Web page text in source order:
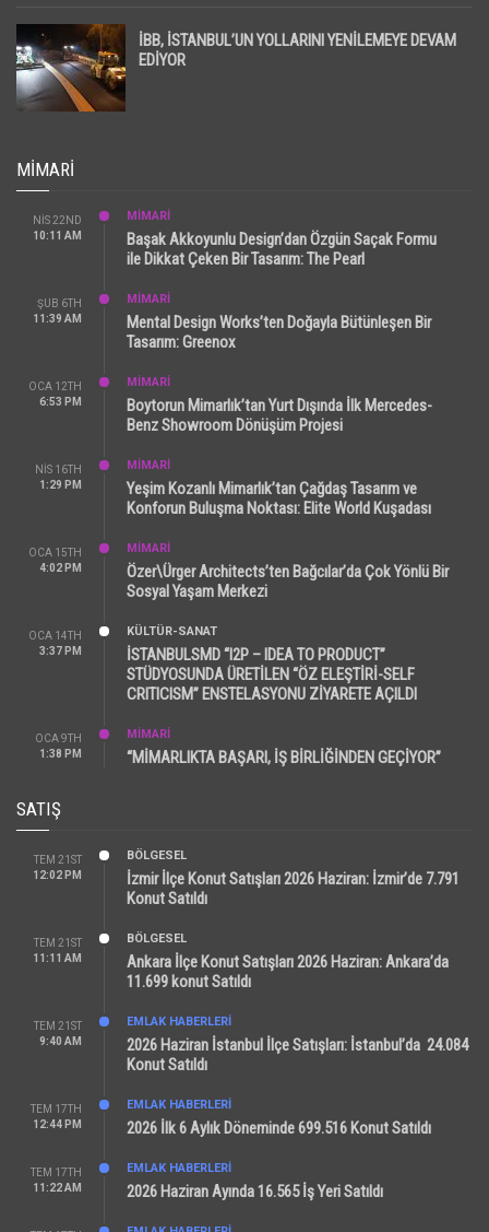
İBB, İSTANBUL’UN YOLLARINI YENİLEMEYE DEVAM
EDİYOR
MIMARI
NIS 22ND
10:11 AM
MİMARİ
Başak Akkoyunlu Design’dan Özgün Saçak Formu
ile Dikkat Çeken Bir Tasarım: The Pearl
ŞUB 6TH
11:39 AM
MİMARİ
Mental Design Works’ten Doğayla Bütünleşen Bir
Tasarım: Greenox
OCA 12TH
6:53 PM
MİMARİ
Boytorun Mimarlık’tan Yurt Dışında İlk Mercedes-
Benz Showroom Dönüşüm Projesi
NIS 16TH
1:29 PM
MİMARİ
Yeşim Kozanlı Mimarlık’tan Çağdaş Tasarım ve
Konforun Buluşma Noktası: Elite World Kuşadası
OCA 15TH
4:02 PM
MİMARİ
Özer\Ürger Architects’ten Bağcılar’da Çok Yönlü Bir
Sosyal Yaşam Merkezi
OCA 14TH
3:37 PM
KÜLTÜR-SANAT
İSTANBULSMD “I2P – IDEA TO PRODUCT”
STÜDYOSUNDA ÜRETİLEN “ÖZ ELEŞTİRİ-SELF
CRITICISM” ENSTELASYONU ZİYARETE AÇILDI
OCA 9TH
1:38 PM
MİMARİ
“MİMARLIKTA BAŞARI, İŞ BİRLİĞİNDEN GEÇİYOR”
SATIŞ
TEM 21ST
12:02 PM
BÖLGESEL
İzmir İlçe Konut Satışları 2026 Haziran: İzmir’de 7.791
Konut Satıldı
TEM 21ST
11:11 AM
BÖLGESEL
Ankara İlçe Konut Satışları 2026 Haziran: Ankara’da
11.699 konut Satıldı
TEM 21ST
9:40 AM
EMLAK HABERLERI
2026 Haziran İstanbul İlçe Satışları: İstanbul’da 24.084
Konut Satıldı
TEM 17TH
12:44 PM
EMLAK HABERLERI
2026 İlk 6 Aylık Döneminde 699.516 Konut Satıldı
TEM 17TH
11:22 AM
EMLAK HABERLERI
2026 Haziran Ayında 16.565 İş Yeri Satıldı